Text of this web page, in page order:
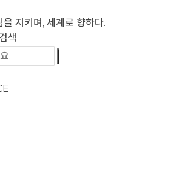
을 지키며, 세계로 향하다.
색